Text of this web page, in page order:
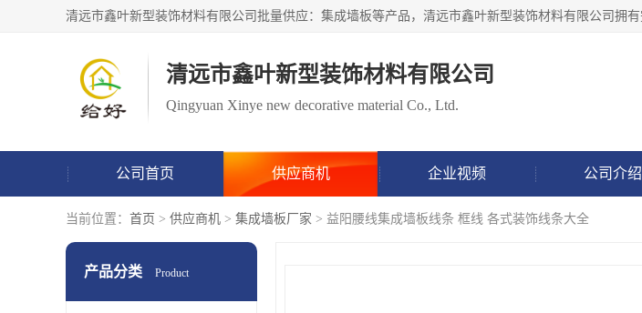
清远市鑫叶新型装饰材料有限公司
Qingyuan Xinye new decorative material Co., Ltd.
公司首页 供应商机 企业视频 公司介绍
当前位置： 首页 > 供应商机 > 集成墙板厂家 > 益阳腰线集成墙板线条 框线 各式装饰线条大全
产品分类 Product